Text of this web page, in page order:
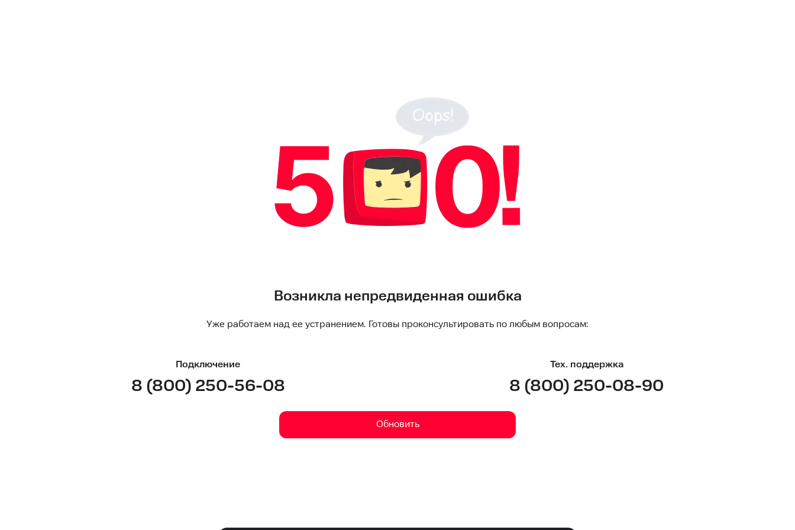
Возникла непредвиденная ошибка
Уже работаем над ее устранением. Готовы проконсультировать по любым вопросам:
Подключение
8 (800) 250-56-08
Тех. поддержка
8 (800) 250-08-90
Обновить